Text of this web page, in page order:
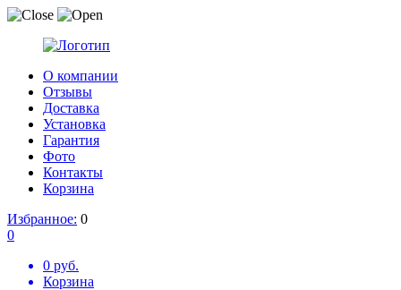
О компании
Отзывы
Доставка
Установка
Гарантия
Фото
Контакты
Корзина
Избранное: 0
0
0 руб.
Корзина